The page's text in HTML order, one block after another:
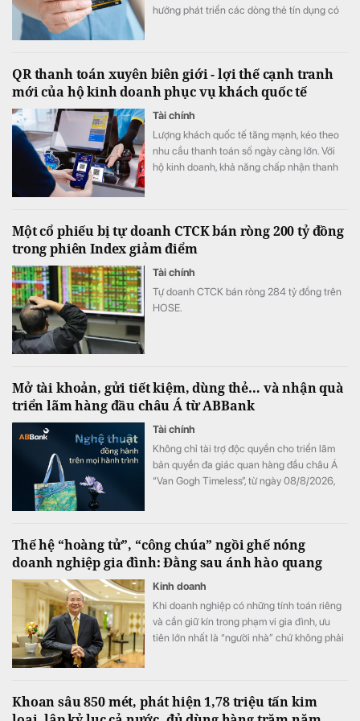
hướng phát triển các dòng thẻ tín dụng có
nghiệm được kỳ vọng sẽ trở thành lợi thế
cạnh tranh mới của thị trường thẻ trong giai
QR thanh toán xuyên biên giới - lợi thế cạnh tranh
mới của hộ kinh doanh phục vụ khách quốc tế
Tài chính
Lượng khách quốc tế tăng mạnh, kéo theo
nhu cầu thanh toán số ngày càng lớn. Với
hộ kinh doanh, khả năng chấp nhận thanh
Một cổ phiếu bị tự doanh CTCK bán ròng 200 tỷ đồng
trong phiên Index giảm điểm
Tài chính
Tự doanh CTCK bán ròng 284 tỷ đồng trên
HOSE.
Mở tài khoản, gửi tiết kiệm, dùng thẻ… và nhận quà
triển lãm hàng đầu châu Á từ ABBank
Tài chính
Không chỉ tài trợ độc quyền cho triển lãm
bản quyền đa giác quan hàng đầu châu Á
“Van Gogh Timeless”, từ ngày 08/8/2026,
dự triển lãm và bộ quà tặng phiên bản giới
hạn phát triển từ tác phẩm bản quyền Van
dịch tại ABBank.
Thế hệ “hoàng tử”, “công chúa” ngồi ghế nóng
doanh nghiệp gia đình: Đằng sau ánh hào quang
Kinh doanh
Khi doanh nghiệp có những tính toán riêng
và cần giữ kín trong phạm vi gia đình, ưu
tiên lớn nhất là “người nhà” chứ không phải
Khoan sâu 850 mét, phát hiện 1,78 triệu tấn kim